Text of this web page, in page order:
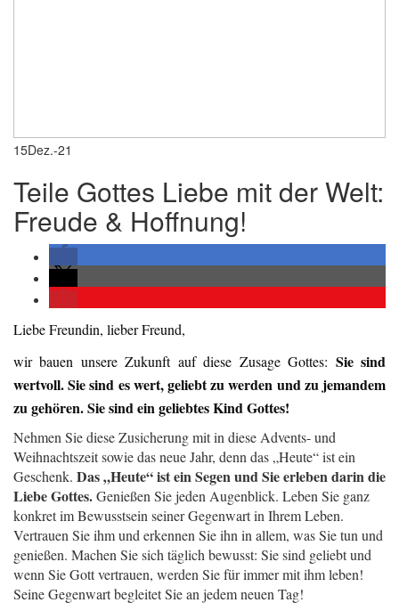
15Dez.-21
Teile Gottes Liebe mit der Welt:
Freude & Hoffnung!
Liebe Freundin, lieber Freund,
wir bauen unsere Zukunft auf diese Zusage Gottes: Sie sind
wertvoll. Sie sind es wert, geliebt zu werden und zu jemandem
zu gehören. Sie sind ein geliebtes Kind Gottes!
Nehmen Sie diese Zusicherung mit in diese Advents- und
Weihnachtszeit sowie das neue Jahr, denn das „Heute“ ist ein
Geschenk. Das „Heute“ ist ein Segen und Sie erleben darin die
Liebe Gottes.Genießen Sie jeden Augenblick. Leben Sie ganz
konkret im Bewusstsein seiner Gegenwart in Ihrem Leben.
Vertrauen Sie ihm und erkennen Sie ihn in allem, was Sie tun und
genießen. Machen Sie sich täglich bewusst: Sie sind geliebt und
wenn Sie Gott vertrauen, werden Sie für immer mit ihm leben!
Seine Gegenwart begleitet Sie an jedem neuen Tag!